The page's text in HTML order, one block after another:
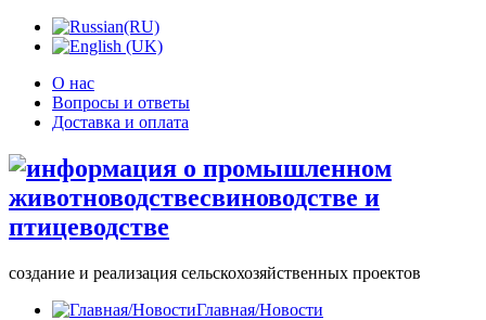
О нас
Вопросы и ответы
Доставка и оплата
создание и реализация сельскохозяйственных проектов
Главная/Новости